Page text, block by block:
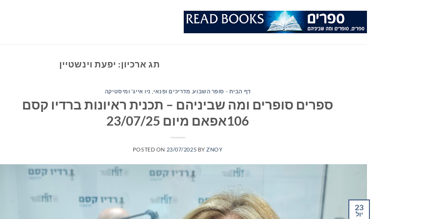
תג ארכיון: יפעת וינשטיין
דף הבית - סופר השבוע, מדריכים ופנאי ניו אייג' ומיסטיקה
ספרים סופרים ומה שביניהם – תכנית ראיונות ברדיו קסם
106אפאם מיום 23/07/25
POSTED ON 23/07/2025 BYZNOY
23
יול